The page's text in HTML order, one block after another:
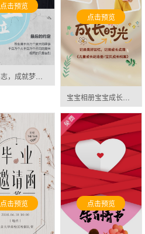
点击预览
点击预览
点击预览 点击预览